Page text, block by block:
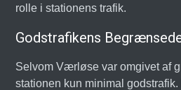
rolle i stationens trafik.
Godstrafikens
Selvom Værløse var omgivet af
stationen kun minimal